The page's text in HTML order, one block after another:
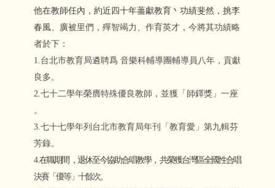
他在教師任內，約近四十年藎獻教育丶功績斐然，挑李
春風、廣被里們，殫智竭力、作育英才，今將其功績略
者於下：
1.台北市教育局遴聘爲 音樂科輔導團輔導員八年，貢獻
良多。
2.七十二學年榮膺特殊優良教師，並獲「師鐸獎」一座
。
3.七十七學年列台北市教育局年刊「教育愛」第九輯芬
芳錄。
4.在職期間 ，退休至今協助合唱教學， 共榮獲台灣區全國性合唱
決賽「優等」十餘次。